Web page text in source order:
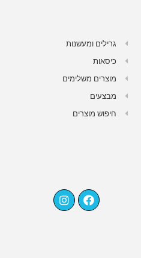
גרילים ומעשנות
כיסאות
מוצרים משלימים
מבצעים
חיפוש מוצרים